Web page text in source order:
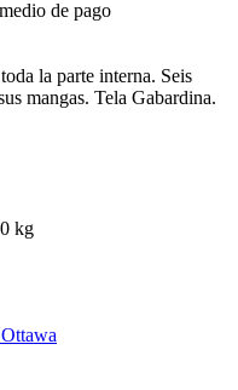
la parte interna. Seis
mangas. Tela Gabardina.
kg